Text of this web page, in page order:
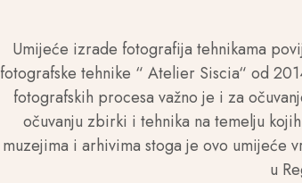
Umijeće izrade fotografija tehnikama
fotografske tehnike “ Atelier Siscia“ od
fotografskih procesa važno je i za
očuvanju zbirki i tehnika na temelju
muzejima i arhivima stoga je ovo umijeće
u